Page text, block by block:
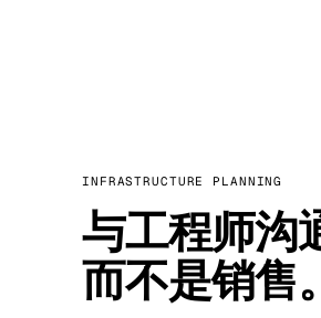
INFRASTRUCTURE PLANNING
与工程师沟
而不是销售。